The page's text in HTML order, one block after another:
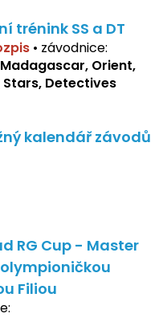
trénink SS a DT
• závodnice:
Orient,
Stars, Detectives
kalendář závodů
RG Cup - Master
Filiou